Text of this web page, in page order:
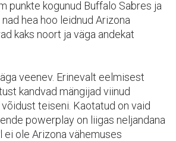
punkte kogunud Buffalo Sabres ja
hea hoo leidnud Arizona
kaks noort ja väga andekat
veenev. Erinevalt eelmisest
kandvad mängijad viinud
teiseni. Kaotatud on vaid
powerplay on liigas neljandana
ei ole Arizona vähemuses